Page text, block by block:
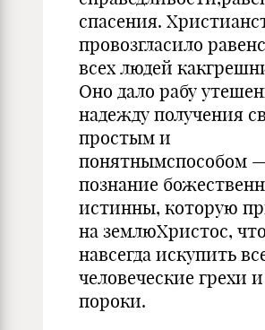
спасения.
провозгласило
всех людей
Оно дало рабу
надежду получения
простым и
понятнымспособом
познание
истинны, которую
на землюХристос,
навсегда искупить
человеческие грехи и
пороки.